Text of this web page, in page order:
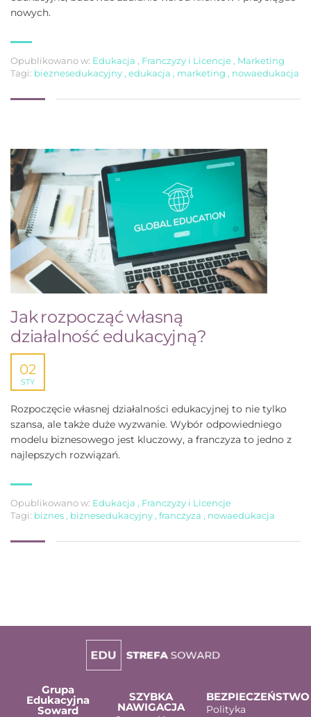
nowych.
Opublikowano w: Edukacja , Franczyzy i Licencje, Marketing
Tagi: bieznesedukacyjny, edukacja , marketing , nowaedukacja
Jak rozpocząć własną
działalność edukacyjną?
02
STY
Rozpoczęcie własnej działalności edukacyjnej to nie tylko
szansa, ale także duże wyzwanie. Wybór odpowiedniego
modelu biznesowego jest kluczowy, a franczyza to jedno z
najlepszych rozwiązań.
Opublikowano w: Edukacja , Franczyzy i Licencje
Tagi: biznes , biznesedukacyjny , franczyza , nowaedukacja
Grupa
Edukacyjna
Soward
SZYBKA
NAWIGACJA
BEZPIECZEŃSTWO
Polityka